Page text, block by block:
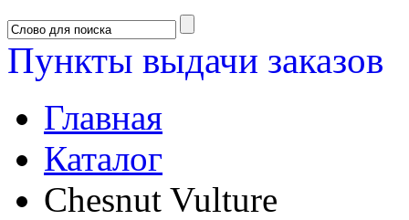
Пункты выдачи заказов
Главная
Каталог
Chesnut Vulture